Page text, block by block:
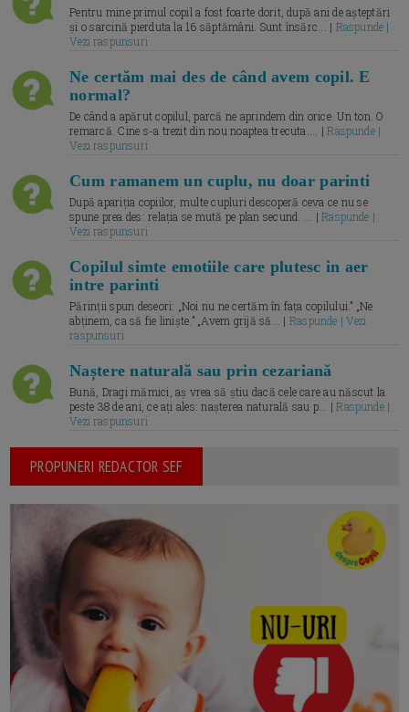
Pentru mine primul copil a fost foarte dorit, după ani de așteptări
și o sarcină pierduta la 16 săptămâni. Sunt însărc... | Raspunde |
Vezi raspunsuri
Ne certăm mai des de când avem copil. E
normal?
De când a apărut copilul, parcă ne aprindem din orice. Un ton. O
remarcă. Cine s-a trezit din nou noaptea trecuta.... |Raspunde |
Vezi raspunsuri
Cum ramanem un cuplu, nu doar parinti
După apariția copiilor, multe cupluri descoperă ceva ce nu se
spune prea des: relația se mută pe plan secund. ... |Raspunde |
Vezi raspunsuri
Copilul simte emotiile care plutesc in aer
intre parinti
Părinții spun deseori: „Noi nu ne certăm în fața copilului.” „Ne
abținem, ca să fie liniște.” „Avem grijă să... | Raspunde | Vezi
raspunsuri
Naștere naturală sau prin cezariană
Bună, Dragi mămici, aș vrea să știu dacă cele care au născut la
peste 38 de ani, ce ați ales: nașterea naturală sau p... |Raspunde |
Vezi raspunsuri
PROPUNERI REDACTOR SEF